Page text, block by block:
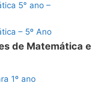
5° ano –
– 5º Ano
de Matemática e
1º ano